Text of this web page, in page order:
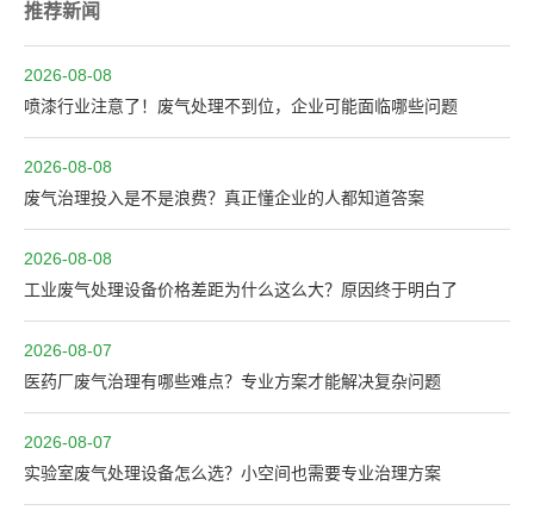
推荐新闻
2026-08-08
喷漆行业注意了！废气处理不到位，企业可能面临哪些问题
2026-08-08
废气治理投入是不是浪费？真正懂企业的人都知道答案
2026-08-08
工业废气处理设备价格差距为什么这么大？原因终于明白了
2026-08-07
医药厂废气治理有哪些难点？专业方案才能解决复杂问题
2026-08-07
实验室废气处理设备怎么选？小空间也需要专业治理方案